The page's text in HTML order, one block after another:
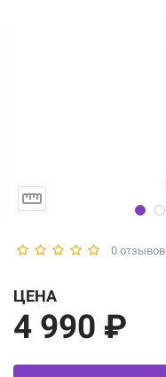
0 отзывов
ЦЕНА
4 990 ₽